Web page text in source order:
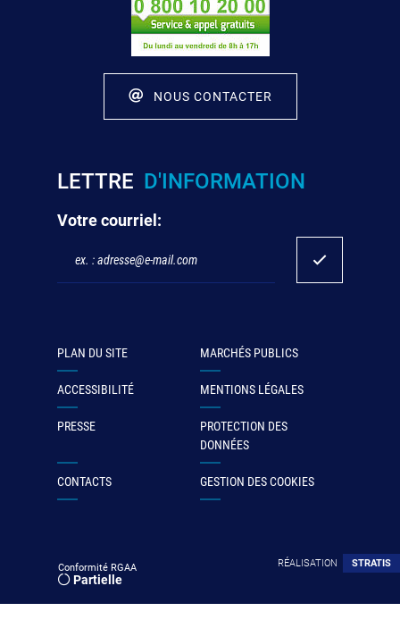
NOUS CONTACTER
LETTRE D'INFORMATION
Votre courriel:
PLAN DU SITE MARCHÉS PUBLICS
ACCESSIBILITÉ MENTIONS LÉGALES
PRESSE
PROTECTION DES
DONNÉES
CONTACTS GESTION DES COOKIES
Conformité RGAA
Partielle
RÉALISATION STRATIS